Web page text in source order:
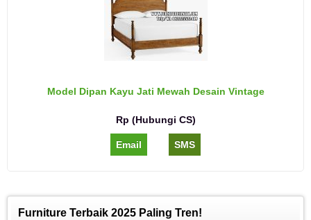
Model Dipan Kayu Jati Mewah Desain Vintage
Rp (Hubungi CS)
Email SMS
Furniture Terbaik 2025 Paling Tren!